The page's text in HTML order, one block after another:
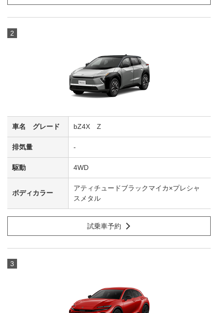
2
bZ4X Z
-
4WD
アティチュードブラックマイカ×プレシャ
スメタル
試乗車予約
3